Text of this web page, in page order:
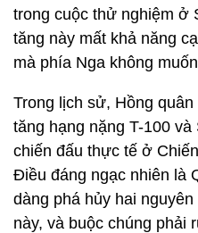
trong cuộc thử nghiệm ở
tăng này mất khả năng
mà phía Nga không
Trong lịch sử, Hồng
tăng hạng nặng T-100
chiến đấu thực tế ở
Điều đáng ngạc nhiên là
dàng phá hủy hai
này, và buộc chúng phải